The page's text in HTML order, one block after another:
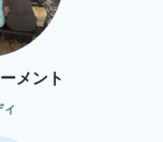
メント